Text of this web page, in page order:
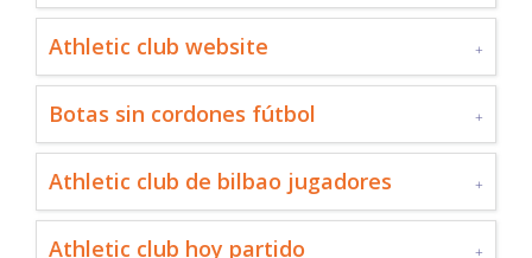
Athletic club website
Botas sin cordones fútbol
Athletic club de bilbao jugadores
Athletic club hoy partido